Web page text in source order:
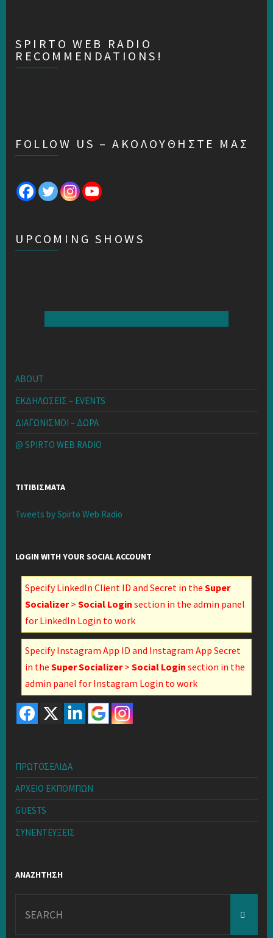
SPIRTO WEB RADIO
RECOMMENDATIONS!
FOLLOW US – ΑΚΟΛΟΥΘΗΣΤΕ ΜΑΣ
UPCOMING SHOWS
ABOUT
ΕΚΔΗΛΩΣΕΙΣ – EVENTS
ΔΙΑΓΩΝΙΣΜΟΙ – ΔΩΡΑ
@ SPIRTO WEB RADIO
ΤΙΤΙΒΙΣΜΑΤΑ
Tweets by Spirto Web Radio
LOGIN WITH YOUR SOCIAL ACCOUNT
Specify LinkedIn Client ID and Secret in the Super
Socializer> Social Login section in the admin panel
for LinkedIn Login to work
Specify Instagram App ID and Instagram App Secret
in the Super Socializer> Social Login section in the
admin panel for Instagram Login to work
ΠΡΩΤΟΣΕΛΙΔΑ
ΑΡΧΕΙΟ ΕΚΠΟΜΠΩΝ
GUESTS
ΣΥΝΕΝΤΕΥΞΕΙΣ
ΑΝΑΖΗΤΗΣΗ
for: